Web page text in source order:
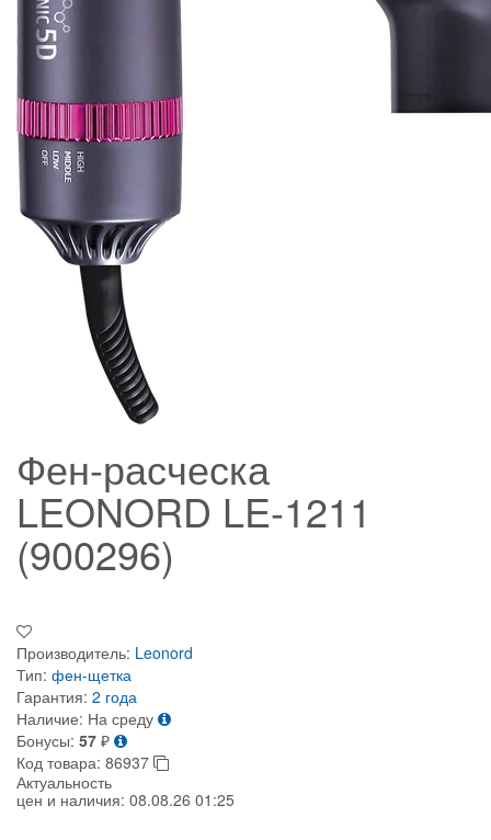
Фен-расческа
LEONORD LE-1211
(900296)
Производитель: Leonord
Тип: фен-щетка
Гарантия: 2 года
Наличие: На среду
Бонусы: 57 ₽
Код товара: 86937
Актуальность
цен и наличия: 08.08.26 01:25